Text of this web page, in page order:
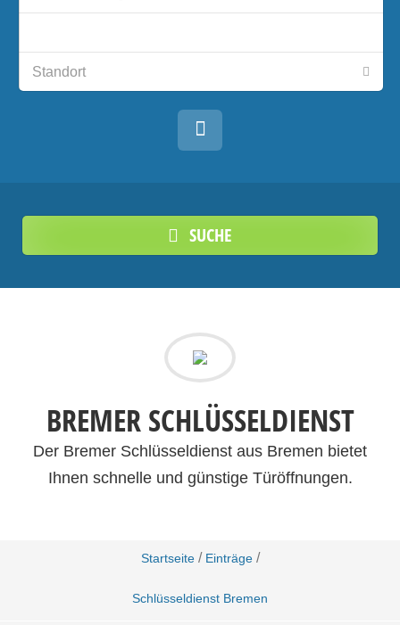
SUCHE
BREMER SCHLÜSSELDIENST
Der Bremer Schlüsseldienst aus Bremen bietet
Ihnen schnelle und günstige Türöffnungen.
Startseite / Einträge /
Schlüsseldienst Bremen